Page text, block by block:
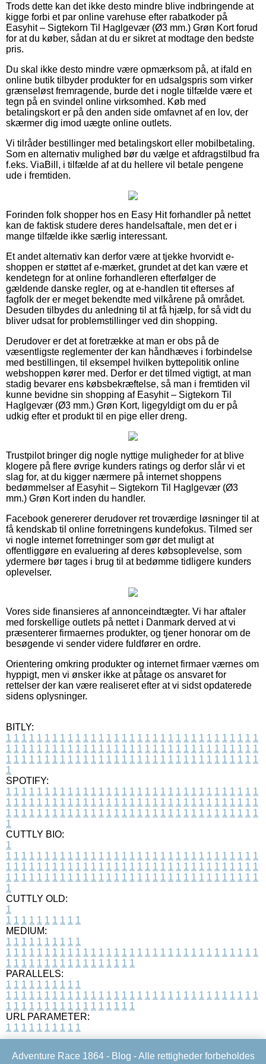
Trods dette kan det ikke desto mindre blive indbringende at
kigge forbi et par online varehuse efter rabatkoder på
Easyhit – Sigtekorn Til Haglgevær (Ø3 mm.) Grøn Kort forud
for at du køber, sådan at du er sikret at modtage den bedste
pris.
Du skal ikke desto mindre være opmærksom på, at ifald en
online butik tilbyder produkter for en udsalgspris som virker
grænseløst fremragende, burde det i nogle tilfælde være et
tegn på en svindel online virksomhed. Køb med
betalingskort er på den anden side omfavnet af en lov, der
skærmer dig imod uægte online outlets.
Vi tilråder bestillinger med betalingskort eller mobilbetaling.
Som en alternativ mulighed bør du vælge et afdragstilbud fra
f.eks. ViaBill, i tilfælde af at du hellere vil betale pengene
ude i fremtiden.
Forinden folk shopper hos en Easy Hit forhandler på nettet
kan de faktisk studere deres handelsaftale, men det er i
mange tilfælde ikke særlig interessant.
Et andet alternativ kan derfor være at tjekke hvorvidt e-
shoppen er støttet af e-mærket, grundet at det kan være et
kendetegn for at online forhandleren efterfølger de
gældende danske regler, og at e-handlen tit efterses af
fagfolk der er meget bekendte med vilkårene på området.
Desuden tilbydes du anledning til at få hjælp, for så vidt du
bliver udsat for problemstillinger ved din shopping.
Derudover er det at foretrække at man er obs på de
væsentligste reglementer der kan håndhæves i forbindelse
med bestillingen, til eksempel hvilken byttepolitik online
webshoppen kører med. Derfor er det tilmed vigtigt, at man
stadig bevarer ens købsbekræftelse, så man i fremtiden vil
kunne bevidne sin shopping af Easyhit – Sigtekorn Til
Haglgevær (Ø3 mm.) Grøn Kort, ligegyldigt om du er på
udkig efter et produkt til en pige eller dreng.
Trustpilot bringer dig nogle nyttige muligheder for at blive
klogere på flere øvrige kunders ratings og derfor slår vi et
slag for, at du kigger nærmere på internet shoppens
bedømmelser af Easyhit – Sigtekorn Til Haglgevær (Ø3
mm.) Grøn Kort inden du handler.
Facebook genererer derudover ret troværdige løsninger til at
få kendskab til online forretningens kundefokus. Tilmed ser
vi nogle internet forretninger som gør det muligt at
offentliggøre en evaluering af deres købsoplevelse, som
ydermere bør tages i brug til at bedømme tidligere kunders
oplevelser.
Vores side finansieres af annonceindtægter. Vi har aftaler
med forskellige outlets på nettet i Danmark derved at vi
præsenterer firmaernes produkter, og tjener honorar om de
besøgende vi sender videre fuldfører en ordre.
Orientering omkring produkter og internet firmaer værnes om
hyppigt, men vi ønsker ikke at påtage os ansvaret for
rettelser der kan være realiseret efter at vi sidst opdaterede
sidens oplysninger.
BITLY:
1 1 1 1 1 1 1 1 1 1 1 1 1 1 1 1 1 1 1 1 1 1 1 1 1 1 1 1 1 1 1 1 1
1 1 1 1 1 1 1 1 1 1 1 1 1 1 1 1 1 1 1 1 1 1 1 1 1 1 1 1 1 1 1 1 1
1 1 1 1 1 1 1 1 1 1 1 1 1 1 1 1 1 1 1 1 1 1 1 1 1 1 1 1 1 1 1 1 1
1
SPOTIFY:
1 1 1 1 1 1 1 1 1 1 1 1 1 1 1 1 1 1 1 1 1 1 1 1 1 1 1 1 1 1 1 1 1
1 1 1 1 1 1 1 1 1 1 1 1 1 1 1 1 1 1 1 1 1 1 1 1 1 1 1 1 1 1 1 1 1
1 1 1 1 1 1 1 1 1 1 1 1 1 1 1 1 1 1 1 1 1 1 1 1 1 1 1 1 1 1 1 1 1
1
CUTTLY BIO:
1
1 1 1 1 1 1 1 1 1 1 1 1 1 1 1 1 1 1 1 1 1 1 1 1 1 1 1 1 1 1 1 1 1
1 1 1 1 1 1 1 1 1 1 1 1 1 1 1 1 1 1 1 1 1 1 1 1 1 1 1 1 1 1 1 1 1
1 1 1 1 1 1 1 1 1 1 1 1 1 1 1 1 1 1 1 1 1 1 1 1 1 1 1 1 1 1 1 1 1
1
CUTTLY OLD:
1
1 1 1 1 1 1 1 1 1 1
MEDIUM:
1 1 1 1 1 1 1 1 1 1
1 1 1 1 1 1 1 1 1 1 1 1 1 1 1 1 1 1 1 1 1 1 1 1 1 1 1 1 1 1 1 1 1
1 1 1 1 1 1 1 1 1 1 1 1 1 1 1 1 1
PARALLELS:
1 1 1 1 1 1 1 1 1 1
1 1 1 1 1 1 1 1 1 1 1 1 1 1 1 1 1 1 1 1 1 1 1 1 1 1 1 1 1 1 1 1 1
1 1 1 1 1 1 1 1 1 1 1 1 1 1 1 1 1
URL PARAMETER:
1 1 1 1 1 1 1 1 1 1
Adventure Race 1864 - Blog - Alle rettigheder forbeholdes